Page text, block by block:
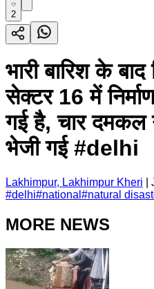
2
भारी बारिश के बाद
सेक्टर 16 में
गई है, चार दमकल
भेजी गई #delhi
Lakhimpur, Lakhimpur Kheri
#delhi#national #natural
MORE NEWS